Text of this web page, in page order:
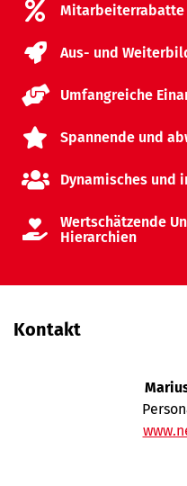
Mitarbeiterrabatte
Aus- und
Umfangreiche
Spannende und
Dynamisches und
Wertschätzende
Hierarchien
Kontakt